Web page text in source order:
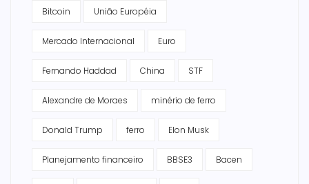
Bitcoin União Européia
Mercado Internacional Euro
Fernando Haddad China STF
Alexandre de Moraes minério de ferro
Donald Trump ferro Elon Musk
Planejamento financeiro BBSE3 Bacen